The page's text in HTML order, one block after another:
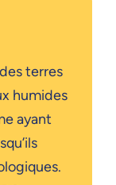
terres
humides
ayant